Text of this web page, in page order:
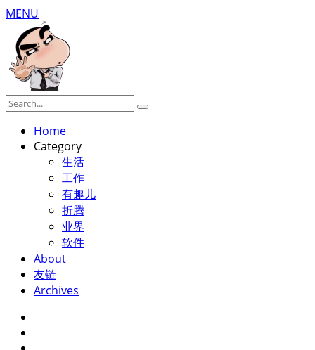
MENU
Home
Category
生活
工作
有趣儿
折腾
业界
软件
About
友链
Archives